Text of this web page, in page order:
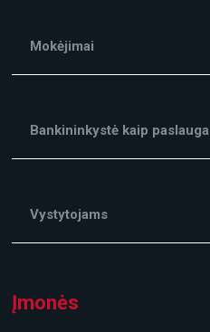
Mokėjimai
Bankininkystė kaip paslauga
Vystytojams
Įmonės